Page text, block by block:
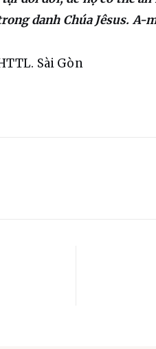
danh Chúa Jêsus. A-
Sài Gòn